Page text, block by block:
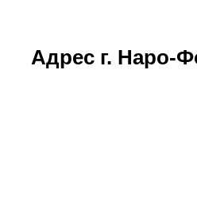
Адрес г. Наро-